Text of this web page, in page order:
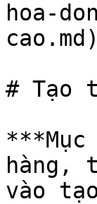
hoa-
# Tạo
hàng,
vào